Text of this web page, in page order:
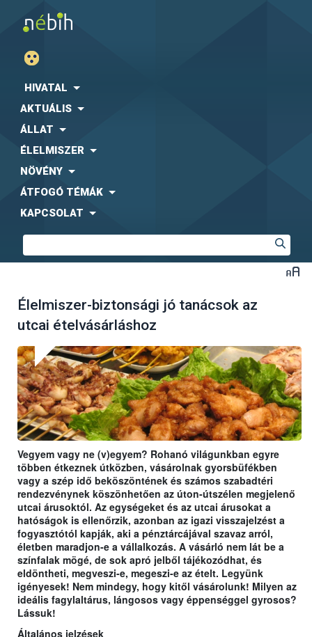
HIVATAL
AKTUÁLIS
ÁLLAT
ÉLELMISZER
NÖVÉNY
ÁTFOGÓ TÉMÁK
KAPCSOLAT
Élelmiszer-biztonsági jó tanácsok az
utcai ételvásárláshoz
Vegyem vagy ne (v)egyem? Rohanó világunkban egyre
többen étkeznek útközben, vásárolnak gyorsbüfékben
vagy a szép idő beköszöntének és számos szabadtéri
rendezvénynek köszönhetően az úton-útszélen megjelenő
utcai árusoktól. Az egységeket és az utcai árusokat a
hatóságok is ellenőrzik, azonban az igazi visszajelzést a
fogyasztótól kapják, aki a pénztárcájával szavaz arról,
életben maradjon-e a vállalkozás. A vásárló nem lát be a
színfalak mögé, de sok apró jelből tájékozódhat, és
eldöntheti, megveszi-e, megeszi-e az ételt. Legyünk
igényesek! Nem mindegy, hogy kitől vásárolunk! Milyen az
ideális fagylaltárus, lángosos vagy éppenséggel gyrosos?
Lássuk!
Általános jelzések